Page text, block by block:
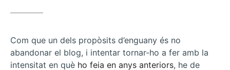
un
usuari
Com que un dels propòsits d’enguany és no
abandonar el blog, i intentar tornar-ho a fer amb la
intensitat en què ho feia en anys anteriors, he de